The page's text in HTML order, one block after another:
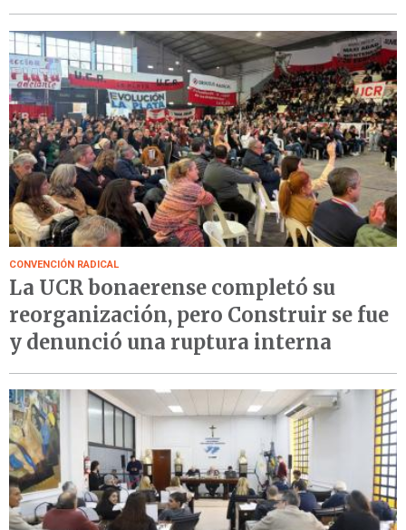
CONVENCIÓN RADICAL
La UCR bonaerense completó su
reorganización, pero Construir se fue
y denunció una ruptura interna